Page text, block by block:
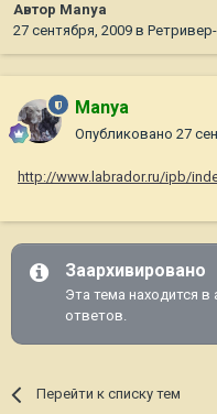
Автор Manya
27 сентября, 2009 в
Manya
Опубликовано 27
http://www.labrador.ru/ipb/
Заархивировано
Эта тема находится
ответов.
Перейти к списку тем